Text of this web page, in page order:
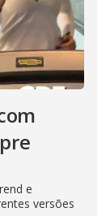
e
versões